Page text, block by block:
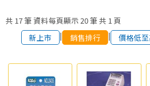
共 17筆 資料每頁顯示 20筆 共 1頁
新上市
| 銷售排行 | 價格低